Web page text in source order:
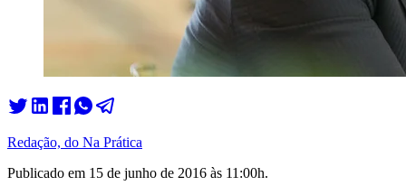
Redação, do Na Prática
Publicado em 15 de junho de 2016 às 11:00h.